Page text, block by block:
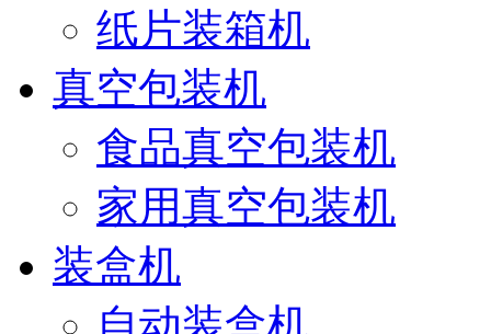
纸片装箱机
真空包装机
食品真空包装机
家用真空包装机
装盒机